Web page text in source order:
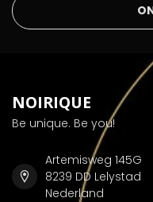
NOIRIQUE
Be unique. Be you!
Artemisweg 145G
8239 DD Lelystad
Nederland